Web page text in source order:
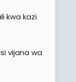
kwa kazi
vijana wa